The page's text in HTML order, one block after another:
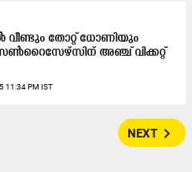
വീണ്ടും തോറ്റ് ധോണിയും
അഞ്ച് വിക്കറ്റ്
11:34 PM IST
NEXT navigate_next